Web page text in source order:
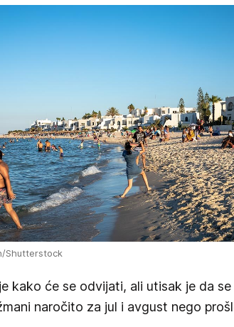
Shutterstock
kako će se odvijati, ali utisak je da se
naročito za jul i avgust nego